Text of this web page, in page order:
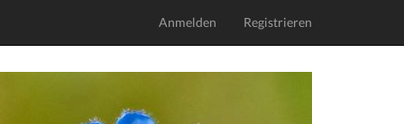
Anmelden Registrieren